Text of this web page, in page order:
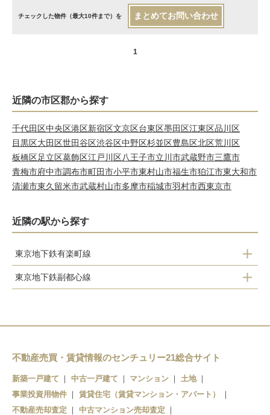
チェックした物件（最大10件まで）を まとめてお問い合わせ
1
近隣の市区郡から探す
千代田区中央区港区新宿区文京区台東区墨田区江東区品川区
目黒区大田区世田谷区渋谷区中野区杉並区豊島区北区荒川区
板橋区足立区葛飾区江戸川区八王子市立川市武蔵野市三鷹市
青梅市府中市調布市町田市小平市東村山市福生市狛江市東大和市
清瀬市東久留米市武蔵村山市多摩市稲城市羽村市西東京市
近隣の駅から探す
東京地下鉄有楽町線
地下鉄成増
千川
東京地下鉄副都心線
地下鉄赤塚
平和台
氷川台
小竹向原
不動産売買・賃貸情報のセンチュリー21総合サイト
新築一戸建て 中古一戸建て マンション
土地
事業投資用物件
賃貸住宅（賃貸マンション・アパート）
不動産売却査定
中古マンション売却査定